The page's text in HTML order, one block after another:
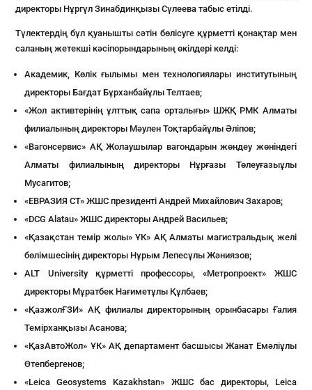
директоры Нұргүл Зинабдинқызы Сүлеева табыс етілді.
Түлектердің бұл қуанышты сәтін бөлісуге құрметті қонақтар мен
саланың жетекші кәсіпорындарының өкілдері келді:
Академик, Көлік ғылымы мен технологиялары институтының
директоры Бағдат Бұрханбайұлы Телтаев;
«Жол активтерінің ұлттық сапа орталығы» ШЖҚ РМК Алматы
филиалының директоры Мәулен Тоқтарбайұлы Әліпов;
«Вагонсервис» АҚ Жолаушылар вагондарын жөндеу жөніндегі
Алматы филиалының директоры Нұрғазы Төлеуғазыұлы
Мусагитов;
«ЕВРАЗИЯ СТ» ЖШС президенті Андрей Михайлович Захаров;
«DCG Alatau» ЖШС директоры Андрей Васильев;
«Қазақстан темір жолы» ҰК» АҚ Алматы магистральдық желі
бөлімшесінің директоры Нұрым Лепесұлы Жәниязов;
ALT University құрметті профессоры, «Метропроект» ЖШС
директоры Мұратбек Нағиметұлы Құлбаев;
«ҚазжолҒЗИ» АҚ филиалы директорының орынбасары Ғалия
Темірханқызы Асанова;
«ҚазАвтоЖол» ҰК» АҚ департамент басшысы Жанат Емәліұлы
Өтепбергенов;
«Leica Geosystems Kazakhstan» ЖШС бас директоры, Leica